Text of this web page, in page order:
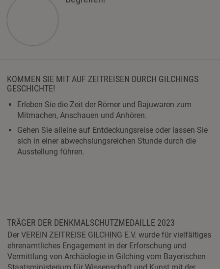
KOMMEN SIE MIT AUF ZEITREISEN DURCH GILCHINGS
GESCHICHTE!
Erleben Sie die Zeit der Römer und Bajuwaren zum
Mitmachen, Anschauen und Anhören.
Gehen Sie alleine auf Entdeckungsreise oder lassen Sie
sich in einer abwechslungsreichen Stunde durch die
Ausstellung führen.
TRÄGER DER DENKMALSCHUTZMEDAILLE 2023
Der VEREIN ZEITREISE GILCHING E.V. wurde für vielfältiges
ehrenamtliches Engagement in der Erforschung und
Vermittlung von Archäologie in Gilching vom Bayerischen